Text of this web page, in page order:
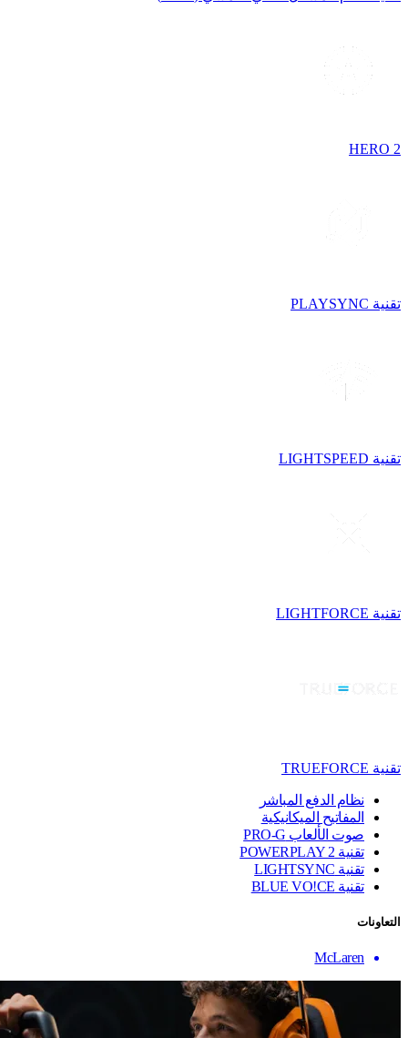
HERO 2
تقنية PLAYSYNC
تقنية LIGHTSPEED
تقنية LIGHTFORCE
تقنية TRUEFORCE
نظام الدفع المباشر
المفاتيح الميكانيكية
صوت الألعاب PRO-G
تقنية ‏POWERPLAY 2
تقنية LIGHTSYNC
تقنية BLUE VO!CE
التعاونات
McLaren